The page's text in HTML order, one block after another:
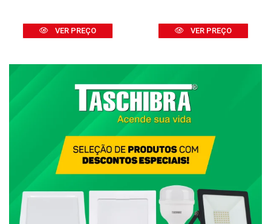
VER PREÇO VER PREÇO